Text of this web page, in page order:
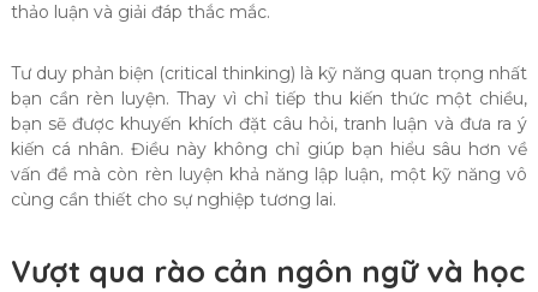
thảo luận và giải đáp thắc mắc.
Tư duy phản biện (critical thinking) là kỹ năng quan trọng nhất
bạn cần rèn luyện. Thay vì chỉ tiếp thu kiến thức một chiều,
bạn sẽ được khuyến khích đặt câu hỏi, tranh luận và đưa ra ý
kiến cá nhân. Điều này không chỉ giúp bạn hiểu sâu hơn về
vấn đề mà còn rèn luyện khả năng lập luận, một kỹ năng vô
cùng cần thiết cho sự nghiệp tương lai.
Vượt qua rào cản ngôn ngữ và học